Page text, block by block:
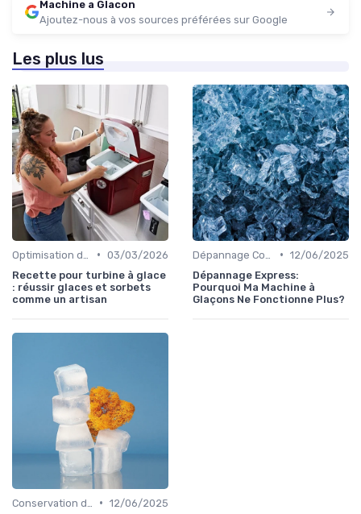
Machine a Glacon
Ajoutez-nous à vos sources préférées sur Google
Les plus lus
• 03/03/2026
Recette pour turbine à glace
: réussir glaces et sorbets
comme un artisan
• 12/06/2025
Dépannage Express:
Pourquoi Ma Machine à
Glaçons Ne Fonctionne Plus?
• 12/06/2025